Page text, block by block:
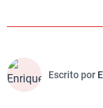
Escrito por